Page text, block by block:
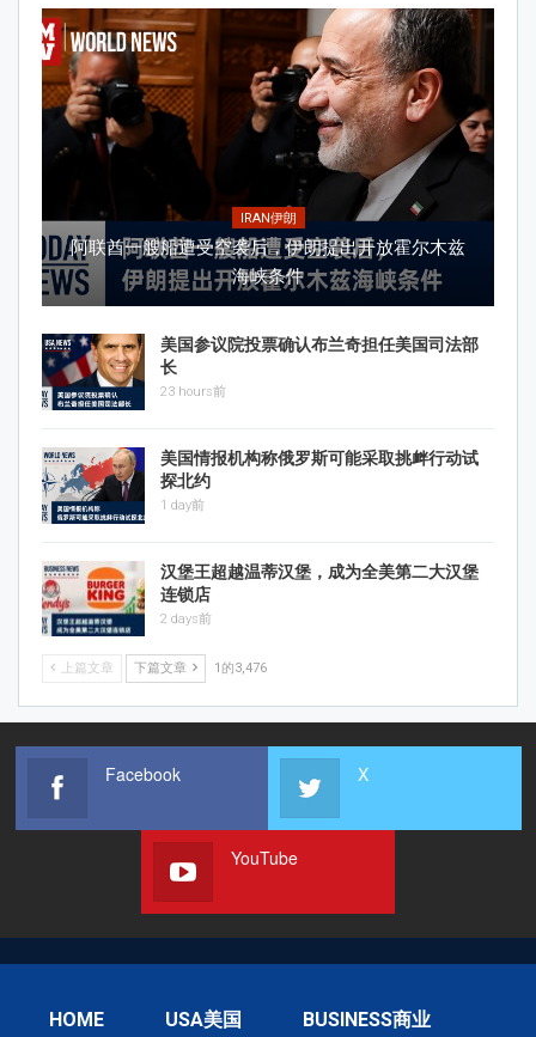
IRAN伊朗
阿联酋一艘船遭受空袭后，伊朗提出开放霍尔木兹
海峡条件
美国参议院投票确认布兰奇担任美国司法部
长
23 hours前
美国情报机构称俄罗斯可能采取挑衅行动试
探北约
1 day前
汉堡王超越温蒂汉堡，成为全美第二大汉堡
连锁店
2 days前
上篇文章 下篇文章 1的3,476
Facebook X
YouTube
HOME USA美国 BUSINESS商业